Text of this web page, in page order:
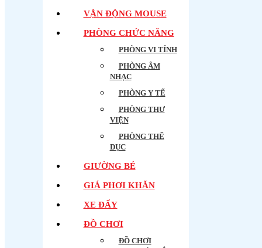
VẬN ĐỘNG MOUSE
PHÒNG CHỨC NĂNG
PHÒNG VI TÍNH
PHÒNG ÂM
NHẠC
PHÒNG Y TẾ
PHÒNG THƯ
VIỆN
PHÒNG THỂ
DỤC
GIƯỜNG BÉ
GIÁ PHƠI KHĂN
XE ĐẨY
ĐỒ CHƠI
ĐỒ CHƠI